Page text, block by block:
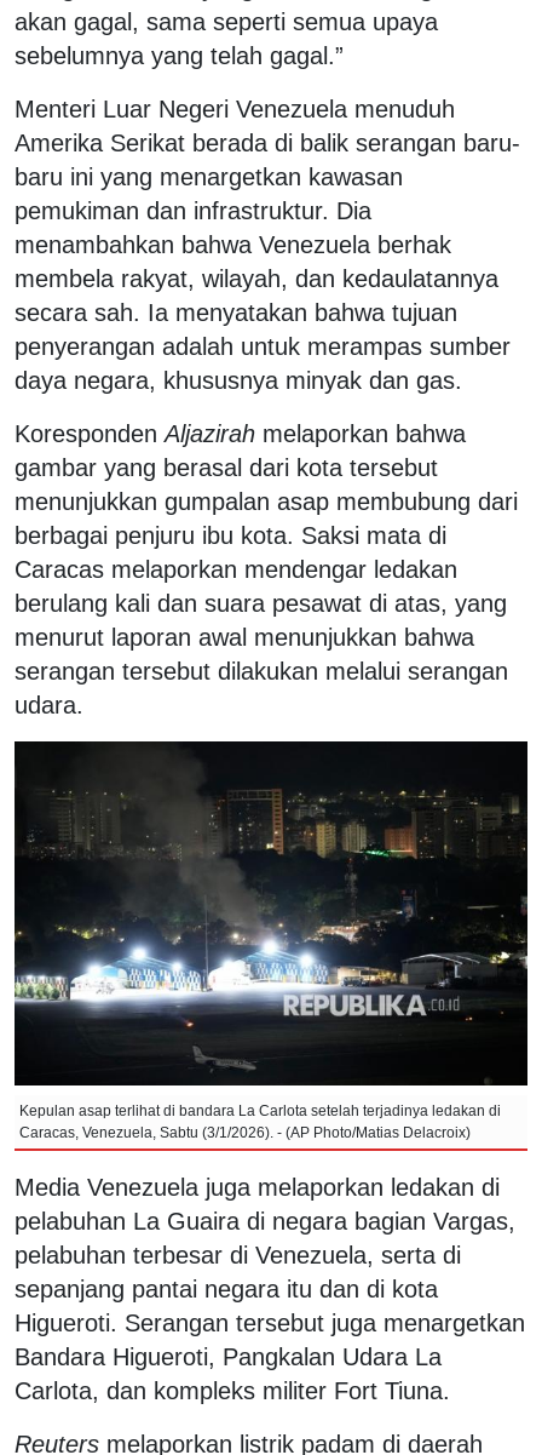
akan gagal, sama seperti semua upaya
sebelumnya yang telah gagal.”
Menteri Luar Negeri Venezuela menuduh
Amerika Serikat berada di balik serangan baru-
baru ini yang menargetkan kawasan
pemukiman dan infrastruktur. Dia
menambahkan bahwa Venezuela berhak
membela rakyat, wilayah, dan kedaulatannya
secara sah. Ia menyatakan bahwa tujuan
penyerangan adalah untuk merampas sumber
daya negara, khususnya minyak dan gas.
KorespondenAljazirah melaporkan bahwa
gambar yang berasal dari kota tersebut
menunjukkan gumpalan asap membubung dari
berbagai penjuru ibu kota. Saksi mata di
Caracas melaporkan mendengar ledakan
berulang kali dan suara pesawat di atas, yang
menurut laporan awal menunjukkan bahwa
serangan tersebut dilakukan melalui serangan
udara.
Kepulan asap terlihat di bandara La Carlota setelah terjadinya ledakan di
Caracas, Venezuela, Sabtu (3/1/2026). - (AP Photo/Matias Delacroix)
Media Venezuela juga melaporkan ledakan di
pelabuhan La Guaira di negara bagian Vargas,
pelabuhan terbesar di Venezuela, serta di
sepanjang pantai negara itu dan di kota
Higueroti. Serangan tersebut juga menargetkan
Bandara Higueroti, Pangkalan Udara La
Carlota, dan kompleks militer Fort Tiuna.
Reuters melaporkan listrik padam di daerah